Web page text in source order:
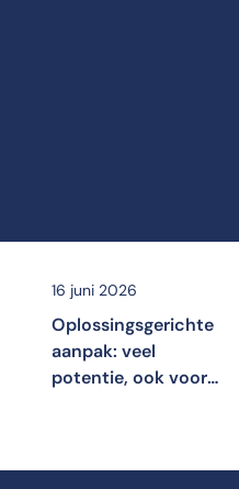
16 juni 2026
Oplossingsgerichte
aanpak: veel
potentie, ook voor